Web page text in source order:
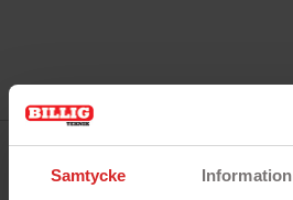
Samtycke Information
Referens:
I lager